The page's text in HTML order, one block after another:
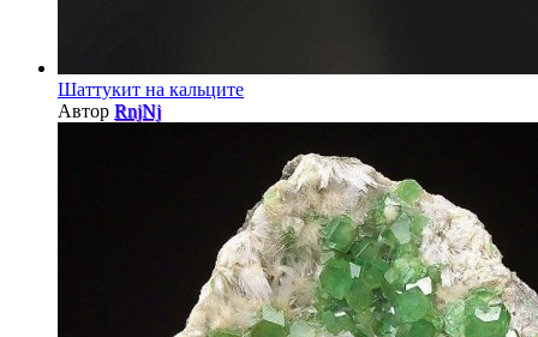
Шаттукит на кальците
Автор RnjNj